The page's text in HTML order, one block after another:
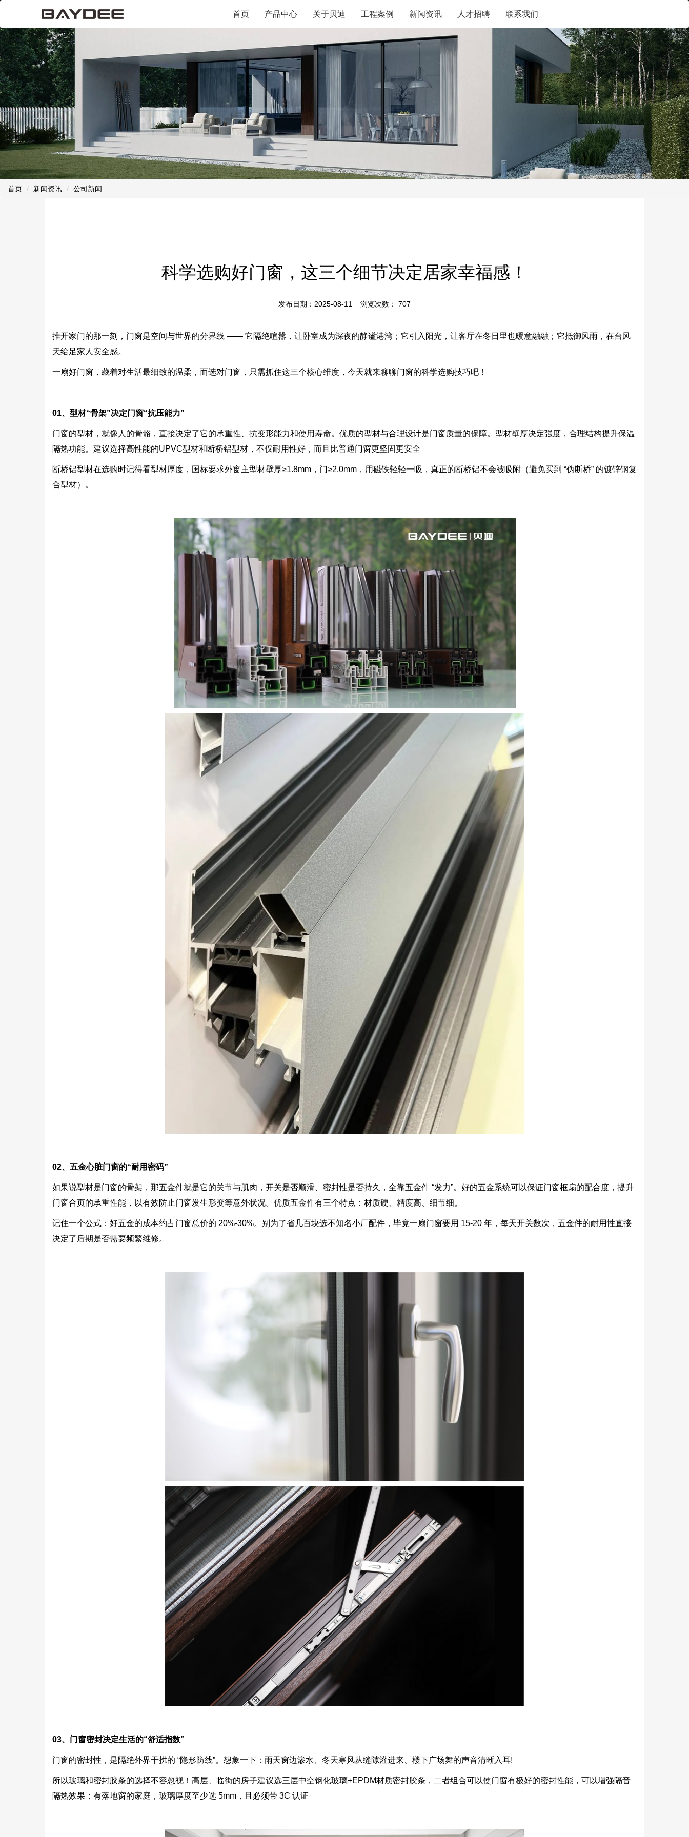
首页 产品中心 关于贝迪 工程案例 新闻资讯 人才招聘 联系我们
首页 新闻资讯 公司新闻
科学选购好门窗，这三个细节决定居家幸福感！
发布日期：2025-08-11 浏览次数： 707
推开家门的那一刻，门窗是空间与世界的分界线 —— 它隔绝喧嚣，让卧室成为深夜的静谧港湾；它引入阳光，让客厅在冬日里也暖意融融；它抵御风雨，在台风
天给足家人安全感。
一扇好门窗，藏着对生活最细致的温柔，而选对门窗，只需抓住这三个核心维度，今天就来聊聊门窗的科学选购技巧吧！
01、型材“骨架”决定门窗“抗压能力”
门窗的型材，就像人的骨骼，直接决定了它的承重性、抗变形能力和使用寿命。优质的型材与合理设计是门窗质量的保障。型材壁厚决定强度，合理结构提升保温
隔热功能。建议选择高性能的UPVC型材和断桥铝型材，不仅耐用性好，而且比普通门窗更坚固更安全
断桥铝型材在选购时记得看型材厚度，国标要求外窗主型材壁厚≥1.8mm，门≥2.0mm，用磁铁轻轻一吸，真正的断桥铝不会被吸附（避免买到 “伪断桥” 的镀锌钢复
合型材）。
02、五金心脏门窗的“耐用密码”
如果说型材是门窗的骨架，那五金件就是它的关节与肌肉，开关是否顺滑、密封性是否持久，全靠五金件 “发力”。好的五金系统可以保证门窗框扇的配合度，提升
门窗合页的承重性能，以有效防止门窗发生形变等意外状况。优质五金件有三个特点：材质硬、精度高、细节细。
记住一个公式：好五金的成本约占门窗总价的 20%-30%。别为了省几百块选不知名小厂配件，毕竟一扇门窗要用 15-20 年，每天开关数次，五金件的耐用性直接
决定了后期是否需要频繁维修。
03、门窗密封决定生活的“舒适指数”
门窗的密封性，是隔绝外界干扰的 “隐形防线”。想象一下：雨天窗边渗水、冬天寒风从缝隙灌进来、楼下广场舞的声音清晰入耳!
所以玻璃和密封胶条的选择不容忽视！高层、临街的房子建议选三层中空钢化玻璃+EPDM材质密封胶条，二者组合可以使门窗有极好的密封性能，可以增强隔音
隔热效果；有落地窗的家庭，玻璃厚度至少选 5mm，且必须带 3C 认证